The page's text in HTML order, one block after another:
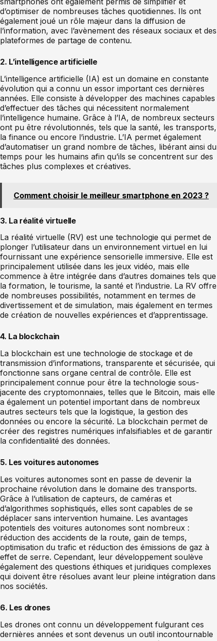
d’optimiser de nombreuses tâches quotidiennes. Ils ont
également joué un rôle majeur dans la diffusion de
l’information, avec l’avènement des réseaux sociaux et des
plateformes de partage de contenu.
2. L’intelligence artificielle
L’intelligence artificielle (IA) est un domaine en constante
évolution qui a connu un essor important ces dernières
années. Elle consiste à développer des machines capables
d’effectuer des tâches qui nécessitent normalement
l’intelligence humaine. Grâce à l’IA, de nombreux secteurs
ont pu être révolutionnés, tels que la santé, les transports,
la finance ou encore l’industrie. L’IA permet également
d’automatiser un grand nombre de tâches, libérant ainsi du
temps pour les humains afin qu’ils se concentrent sur des
tâches plus complexes et créatives.
Comment choisir le meilleur smartphone en 2023 ?
3. La réalité virtuelle
La réalité virtuelle (RV) est une technologie qui permet de
plonger l’utilisateur dans un environnement virtuel en lui
fournissant une expérience sensorielle immersive. Elle est
principalement utilisée dans les jeux vidéo, mais elle
commence à être intégrée dans d’autres domaines tels que
la formation, le tourisme, la santé et l’industrie. La RV offre
de nombreuses possibilités, notamment en termes de
divertissement et de simulation, mais également en termes
de création de nouvelles expériences et d’apprentissage.
4. La blockchain
La blockchain est une technologie de stockage et de
transmission d’informations, transparente et sécurisée, qui
fonctionne sans organe central de contrôle. Elle est
principalement connue pour être la technologie sous-
jacente des cryptomonnaies, telles que le Bitcoin, mais elle
a également un potentiel important dans de nombreux
autres secteurs tels que la logistique, la gestion des
données ou encore la sécurité. La blockchain permet de
créer des registres numériques infalsifiables et de garantir
la confidentialité des données.
5. Les voitures autonomes
Les voitures autonomes sont en passe de devenir la
prochaine révolution dans le domaine des transports.
Grâce à l’utilisation de capteurs, de caméras et
d’algorithmes sophistiqués, elles sont capables de se
déplacer sans intervention humaine. Les avantages
potentiels des voitures autonomes sont nombreux :
réduction des accidents de la route, gain de temps,
optimisation du trafic et réduction des émissions de gaz à
effet de serre. Cependant, leur développement soulève
également des questions éthiques et juridiques complexes
qui doivent être résolues avant leur pleine intégration dans
nos sociétés.
6. Les drones
Les drones ont connu un développement fulgurant ces
dernières années et sont devenus un outil incontournable